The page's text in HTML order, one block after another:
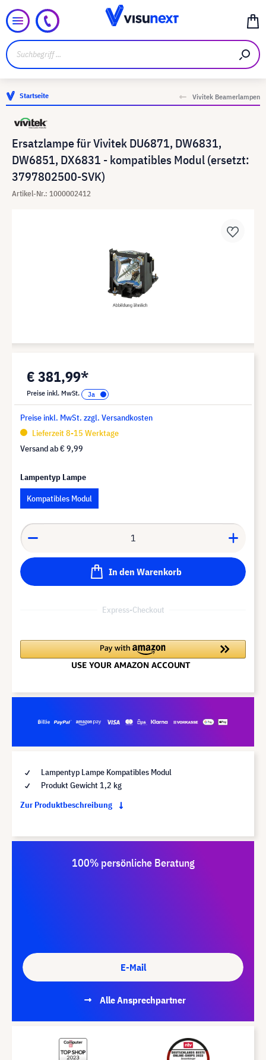
Startseite Vivitek Beamerlampen
Ersatzlampe für Vivitek DU6871, DW6831,
DW6851, DX6831 - kompatibles Modul (ersetzt:
3797802500-SVK)
Artikel-Nr.: 1000002412
€ 381,99*
Preise inkl. MwSt.
Preise inkl. MwSt. zzgl. Versandkosten
Lieferzeit 8-15 Werktage
Versand ab€ 9,99
Lampentyp Lampe
Kompatibles Modul
In den Warenkorb
Express-Checkout
Lampentyp Lampe Kompatibles Modul
Produkt Gewicht 1,2 kg
Zur Produktbeschreibung
100% persönliche Beratung
E-Mail
Alle Ansprechpartner